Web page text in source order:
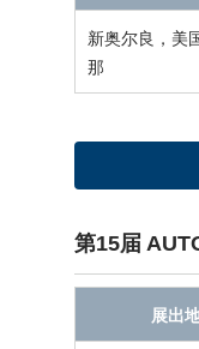
新奥尔良，美
那
第15届
展出